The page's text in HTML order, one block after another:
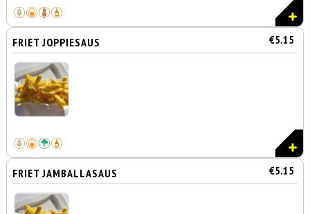
FRIET JOPPIESAUS €5.15
FRIET JAMBALLASAUS €5.15